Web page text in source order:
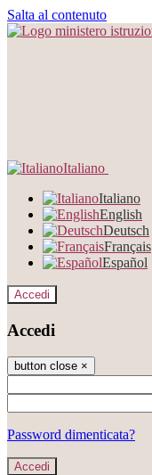
Salta al contenuto
Italiano
Italiano
English
Deutsch
Français
Español
Accedi
Accedi
button close ×
Password dimenticata?